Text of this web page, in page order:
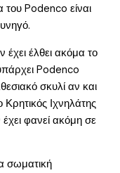
του Podenco είναι
έχει έλθει ακόμα το
Podenco
σκυλί αν και
Ιχνηλάτης
φανεί ακόμη σε
σωματική